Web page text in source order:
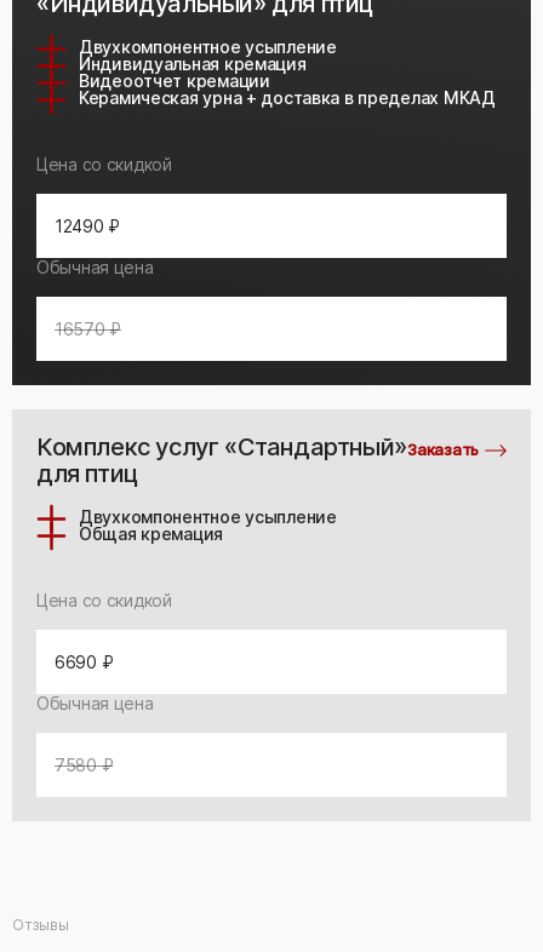
Двухкомпонентное усыпление
Индивидуальная кремация
Видеоотчет кремации
Керамическая урна + доставка в пределах МКАД
Цена со скидкой
12490 ₽
Обычная цена
16570 ₽
Комплекс услуг «Стандартный»
для птиц
Заказать
Двухкомпонентное усыпление
Общая кремация
Цена со скидкой
6690 ₽
Обычная цена
7580 ₽
Отзывы